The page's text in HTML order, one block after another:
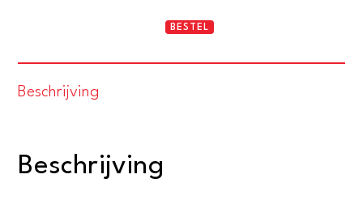
The
BESTEL
Beschrijving
Beschrijving